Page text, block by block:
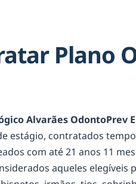
Plano
Alvarães OdontoPrev
estágio, contratados
com até 21 anos 11
aqueles